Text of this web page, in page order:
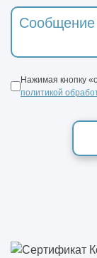
Нажимая кнопку
политикой